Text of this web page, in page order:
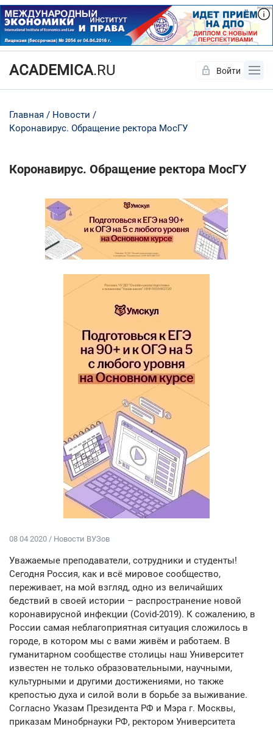
ACADEMICA.RU Войти
Главная
Новости
Коронавирус. Обращение ректора МосГУ
Коронавирус. Обращение ректора МосГУ
08 04 2020 / Новости ВУЗов
Уважаемые преподаватели, сотрудники и студенты!
Сегодня Россия, как и всё мировое сообщество,
переживает, на мой взгляд, одно из величайших
бедствий в своей истории – распространение новой
коронавирусной инфекции (Covid-2019). К сожалению, в
России самая неблагоприятная ситуация сложилось в
городе, в котором мы с вами живём и работаем. В
гуманитарном сообществе столицы наш Университет
известен не только образовательными, научными,
культурными и другими достижениями, но также
крепостью духа и силой воли в борьбе за выживание.
Согласно Указам Президента РФ и Мэра г. Москвы,
приказам Минобрнауки РФ, ректором Университета
Да Нет